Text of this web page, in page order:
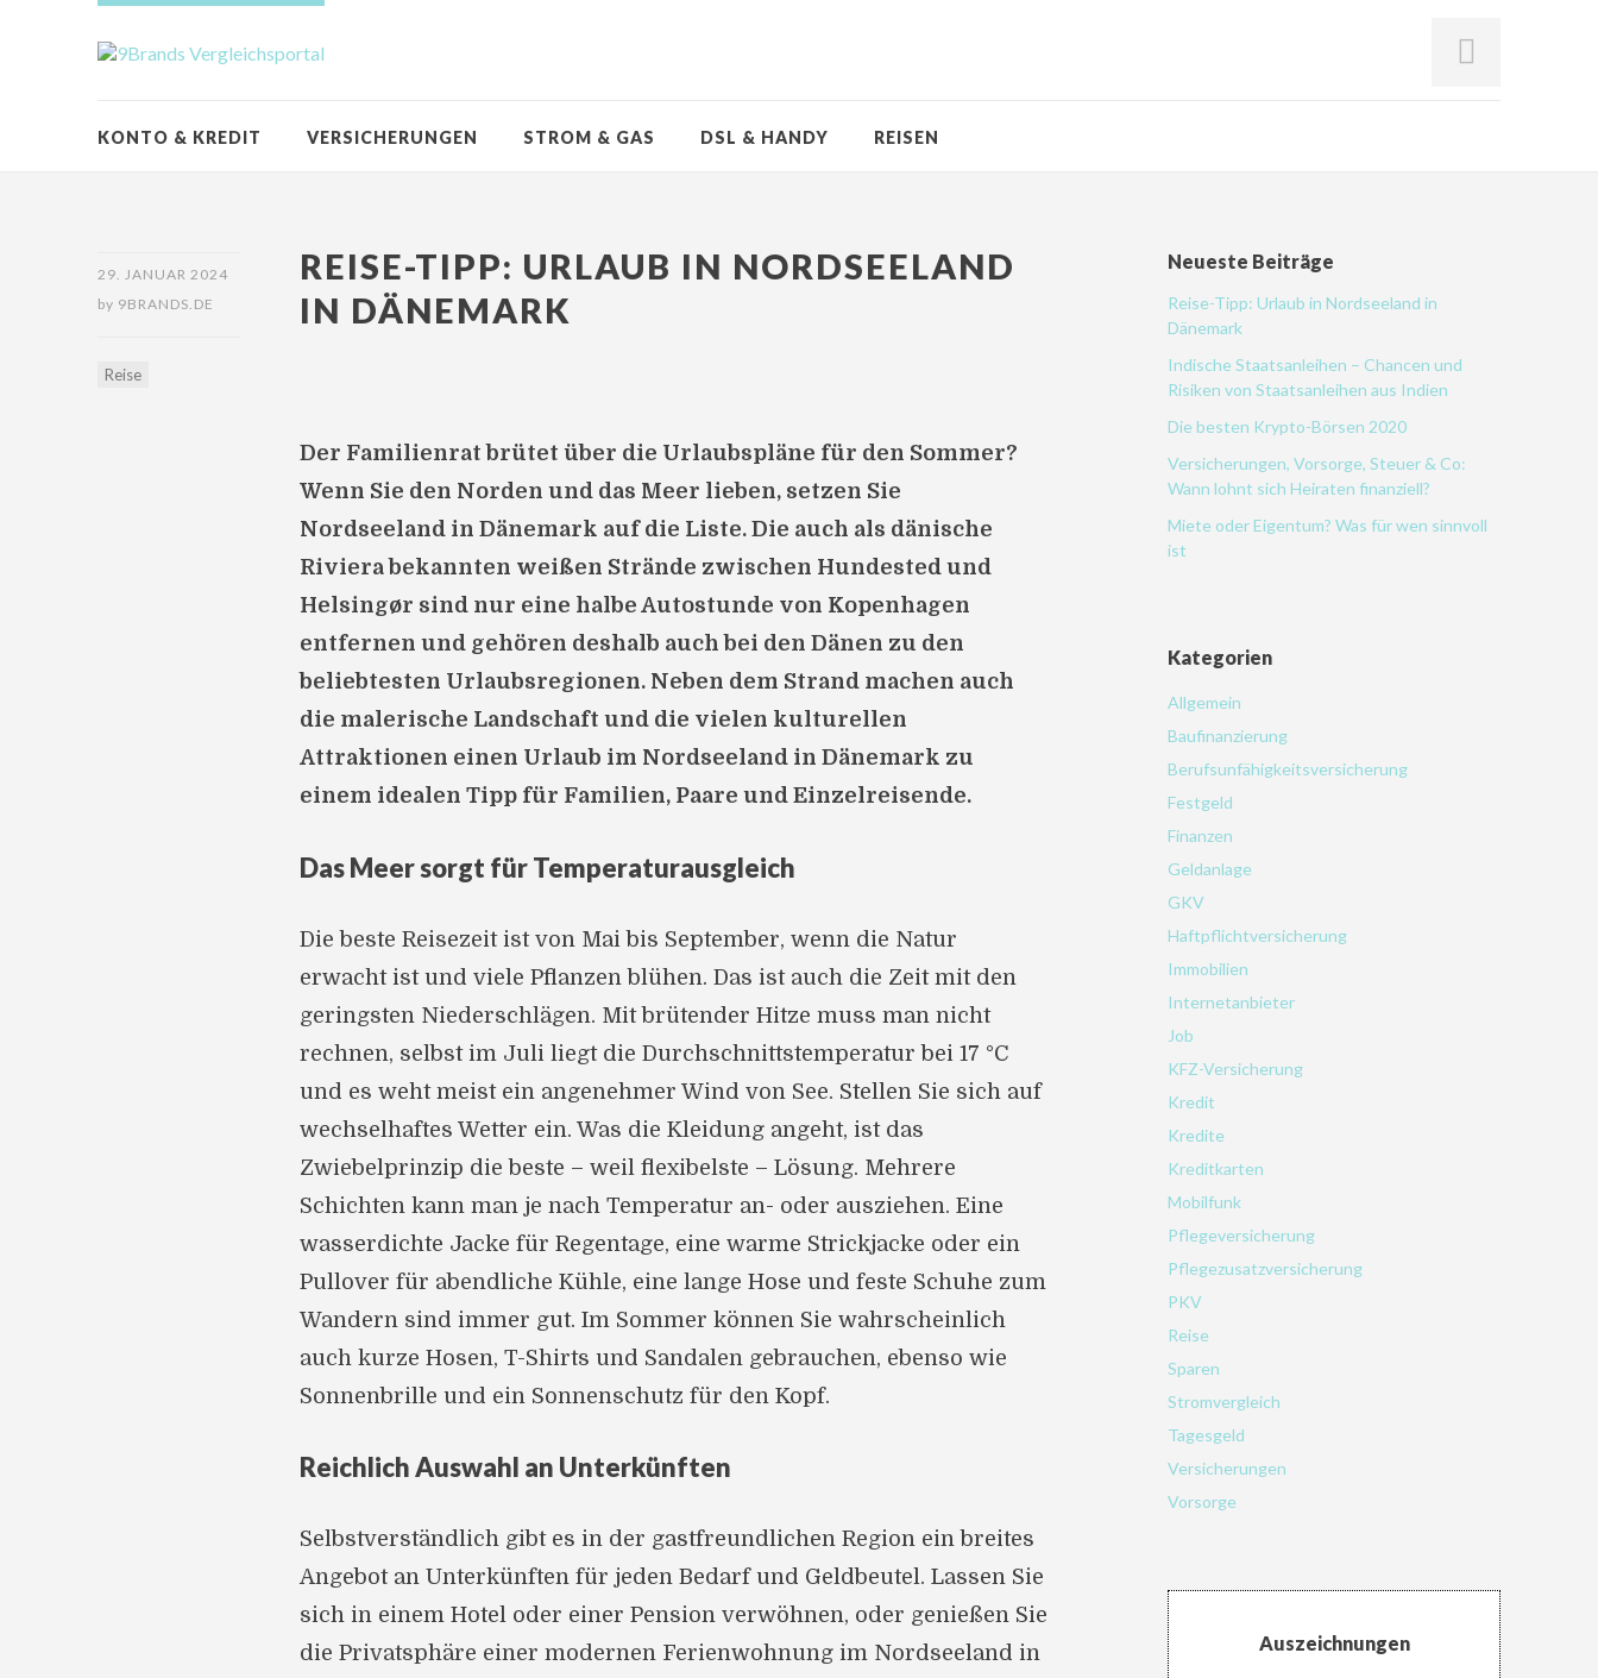
KONTO & KREDIT VERSICHERUNGEN STROM & GAS DSL & HANDY REISEN
29. JANUAR 2024
by 9BRANDS.DE
Reise
REISE-TIPP: URLAUB IN NORDSEELAND
IN DÄNEMARK
Der Familienrat brütet über die Urlaubspläne für den Sommer?
Wenn Sie den Norden und das Meer lieben, setzen Sie
Nordseeland in Dänemark auf die Liste. Die auch als dänische
Riviera bekannten weißen Strände zwischen Hundested und
Helsingør sind nur eine halbe Autostunde von Kopenhagen
entfernen und gehören deshalb auch bei den Dänen zu den
beliebtesten Urlaubsregionen. Neben dem Strand machen auch
die malerische Landschaft und die vielen kulturellen
Attraktionen einen Urlaub im Nordseeland in Dänemark zu
einem idealen Tipp für Familien, Paare und Einzelreisende.
Das Meer sorgt für Temperaturausgleich
Die beste Reisezeit ist von Mai bis September, wenn die Natur
erwacht ist und viele Pflanzen blühen. Das ist auch die Zeit mit den
geringsten Niederschlägen. Mit brütender Hitze muss man nicht
rechnen, selbst im Juli liegt die Durchschnittstemperatur bei 17 °C
und es weht meist ein angenehmer Wind von See. Stellen Sie sich auf
wechselhaftes Wetter ein. Was die Kleidung angeht, ist das
Zwiebelprinzip die beste – weil flexibelste – Lösung. Mehrere
Schichten kann man je nach Temperatur an- oder ausziehen. Eine
wasserdichte Jacke für Regentage, eine warme Strickjacke oder ein
Pullover für abendliche Kühle, eine lange Hose und feste Schuhe zum
Wandern sind immer gut. Im Sommer können Sie wahrscheinlich
auch kurze Hosen, T-Shirts und Sandalen gebrauchen, ebenso wie
Sonnenbrille und ein Sonnenschutz für den Kopf.
Reichlich Auswahl an Unterkünften
Selbstverständlich gibt es in der gastfreundlichen Region ein breites
Angebot an Unterkünften für jeden Bedarf und Geldbeutel. Lassen Sie
sich in einem Hotel oder einer Pension verwöhnen, oder genießen Sie
die Privatsphäre einer modernen Ferienwohnung im Nordseeland in
Neueste Beiträge
Reise-Tipp: Urlaub in Nordseeland in
Dänemark
Indische Staatsanleihen – Chancen und
Risiken von Staatsanleihen aus Indien
Die besten Krypto-Börsen 2020
Versicherungen, Vorsorge, Steuer & Co:
Wann lohnt sich Heiraten finanziell?
Miete oder Eigentum? Was für wen sinnvoll
ist
Kategorien
Allgemein
Baufinanzierung
Berufsunfähigkeitsversicherung
Festgeld
Finanzen
Geldanlage
GKV
Haftpflichtversicherung
Immobilien
Internetanbieter
Job
KFZ-Versicherung
Kredit
Kredite
Kreditkarten
Mobilfunk
Pflegeversicherung
Pflegezusatzversicherung
PKV
Reise
Sparen
Stromvergleich
Tagesgeld
Versicherungen
Vorsorge
Auszeichnungen